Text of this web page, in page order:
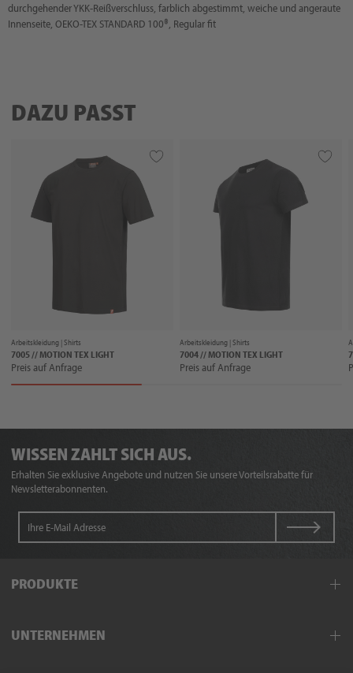
durchgehender YKK-Reißverschluss, farblich abgestimmt, weiche und angeraute
Innenseite, OEKO-TEX STANDARD 100®, Regular fit
DAZU PASST
Arbeitskleidung |Shirts
7005 // MOTION TEX LIGHT
Preis auf Anfrage
Arbeitskleidung |Shirts
7004 // MOTION TEX LIGHT
Preis auf Anfrage
WISSEN ZAHLT SICH AUS.
Erhalten Sie exklusive Angebote und nutzen Sie unsere Vorteilsrabatte für
Newsletterabonnenten.
PRODUKTE
Schutzkleidung
UNTERNEHMEN